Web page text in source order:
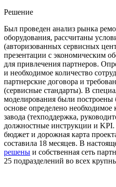
Решение
Был проведен анализ рынка
оборудования, рассчитаны
(авторизованных сервисных
презентации с экономическим
для привлечения партнеров.
и необходимое количество
партнерские договора и
(сервисные стандарты). В
моделирования были
основе определено необходимое
завода (техподдержка,
должностные инструкции и KPI.
бюджет и дорожная карта
составила 18 месяцев. В
решены и собственная сеть
25 подразделений во всех